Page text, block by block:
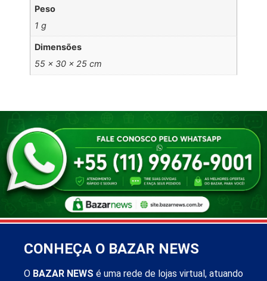
Peso
1 g
Dimensões
55 × 30 × 25 cm
CONHEÇA O BAZAR NEWS
O BAZAR NEWS é uma rede de lojas virtual, atuando